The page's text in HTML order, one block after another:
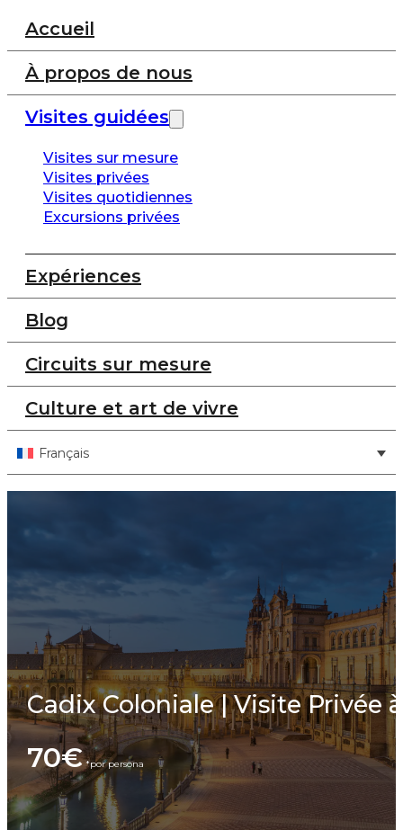
Accueil
À propos de nous
Visites guidées
Visites sur mesure
Visites privées
Visites quotidiennes
Excursions privées
Expériences
Blog
Circuits sur mesure
Culture et art de vivre
Français
Cadix Coloniale | Visite Privée
70€